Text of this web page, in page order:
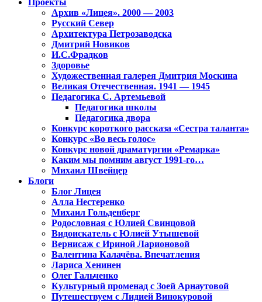
Проекты
Архив «Лицея». 2000 — 2003
Русский Север
Архитектура Петрозаводска
Дмитрий Новиков
И.С.Фрадков
Здоровье
Художественная галерея Дмитрия Москина
Великая Отечественная. 1941 — 1945
Педагогика С. Артемьевой
Педагогика школы
Педагогика двора
Конкурс короткого рассказа «Сестра таланта»
Конкурс «Во весь голос»
Конкурс новой драматургии «Ремарка»
Каким мы помним август 1991-го…
Михаил Швейцер
Блоги
Блог Лицея
Алла Нестеренко
Михаил Гольденберг
Родословная с Юлией Свинцовой
Видоискатель с Юлией Утышевой
Вернисаж с Ириной Ларионовой
Валентина Калачёва. Впечатления
Лариса Хенинен
Олег Гальченко
Культурный променад с Зоей Арнаутовой
Путешествуем с Лидией Винокуровой